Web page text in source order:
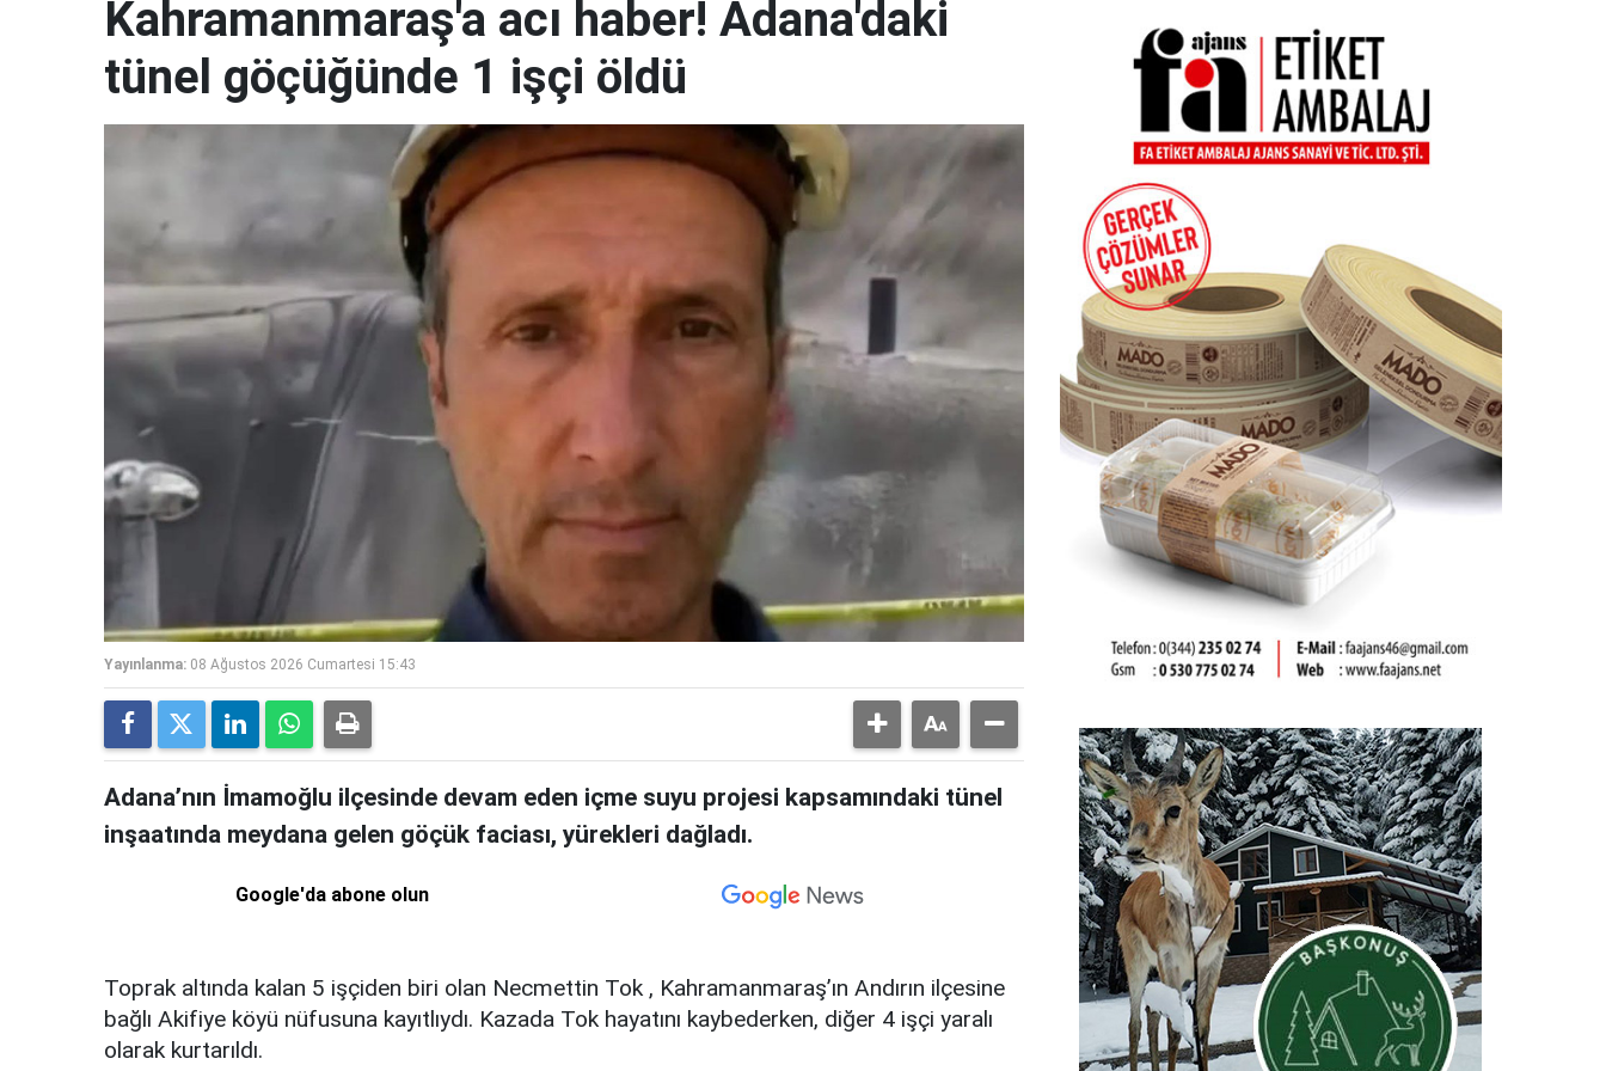
Kahramanmaraş'a acı haber! Adana'daki
tünel göçüğünde 1 işçi öldü
Yayınlanma: 08 Ağustos 2026 Cumartesi 15:43
Adana’nın İmamoğlu ilçesinde devam eden içme suyu projesi kapsamındaki tünel
inşaatında meydana gelen göçük faciası, yürekleri dağladı.
Google'da abone olun
Toprak altında kalan 5 işçiden biri olan Necmettin Tok , Kahramanmaraş’ın Andırın ilçesine
bağlı Akifiye köyü nüfusuna kayıtlıydı. Kazada Tok hayatını kaybederken, diğer 4 işçi yaralı
olarak kurtarıldı.